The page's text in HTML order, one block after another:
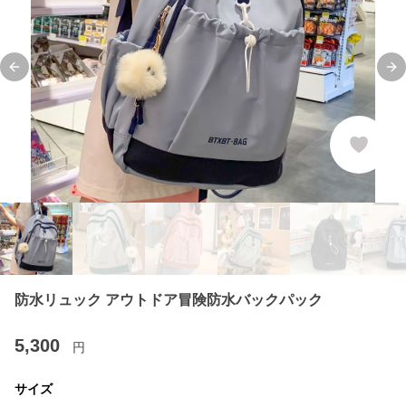
Previous slide
防水リュック アウトドア冒険防水バックパック
5,300 円
サイズ